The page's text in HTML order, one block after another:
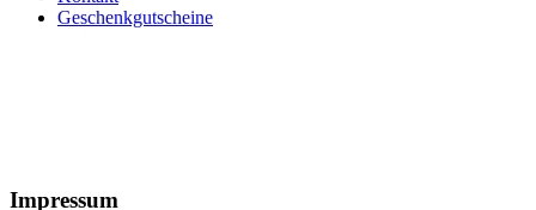
Geschenkgutscheine
Impressum